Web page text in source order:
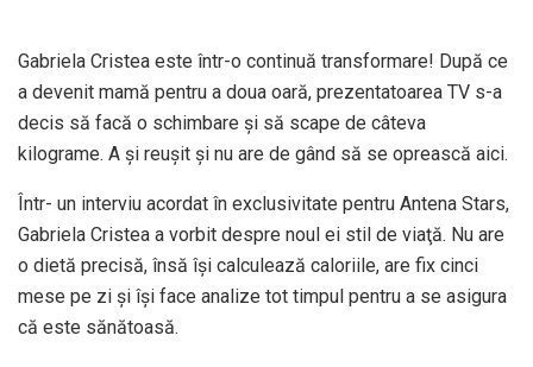
Gabriela Cristea este într-o continuă transformare! După ce
a devenit mamă pentru a doua oară, prezentatoarea TV s-a
decis să facă o schimbare şi să scape de câteva
kilograme. A şi reuşit şi nu are de gând să se oprească aici.
Într- un interviu acordat în exclusivitate pentru Antena Stars,
Gabriela Cristea a vorbit despre noul ei stil de viaţă. Nu are
o dietă precisă, însă îşi calculează caloriile, are fix cinci
mese pe zi şi îşi face analize tot timpul pentru a se asigura
că este sănătoasă.